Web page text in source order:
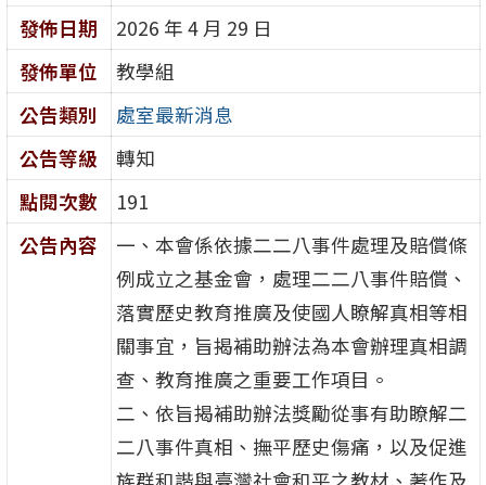
發佈日期
2026 年 4 月 29 日
發佈單位
教學組
公告類別
處室最新消息
公告等級
轉知
點閱次數
191
公告內容
一、本會係依據二二八事件處理及賠償條
例成立之基金會，處理二二八事件賠償、
落實歷史教育推廣及使國人瞭解真相等相
關事宜，旨揭補助辦法為本會辦理真相調
查、教育推廣之重要工作項目。
二、依旨揭補助辦法獎勵從事有助瞭解二
二八事件真相、撫平歷史傷痛，以及促進